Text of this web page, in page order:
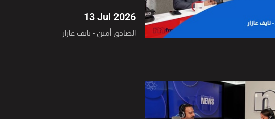
13 Jul 2026
الصادق أمين - نايف عازار